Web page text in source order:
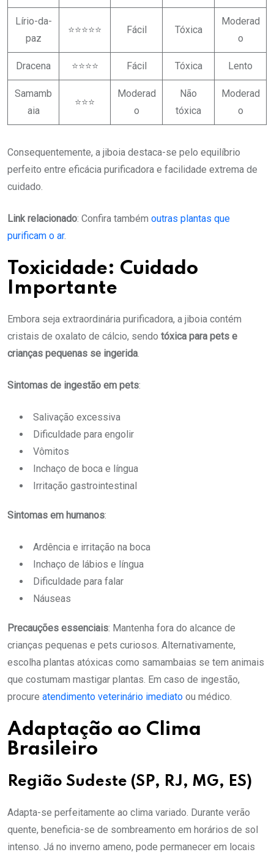
Lírio-da-
paz
⭐⭐⭐⭐⭐ Fácil Tóxica
Moderad
o
Dracena ⭐⭐⭐⭐ Fácil Tóxica Lento
Samamb
aia
⭐⭐⭐
Moderad
o
Não
tóxica
Moderad
o
Consequentemente, a jiboia destaca-se pelo equilíbrio
perfeito entre eficácia purificadora e facilidade extrema de
cuidado.
Link relacionado: Confira também outras plantas que
purificam o ar.
Toxicidade: Cuidado
Importante
Embora seja extraordinária purificadora, a jiboia contém
cristais de oxalato de cálcio, sendo tóxica para pets e
crianças pequenas se ingerida
Sintomas de ingestão em pets:
Salivação excessiva
Dificuldade para engolir
Vômitos
Inchaço de boca e língua
Irritação gastrointestinal
Sintomas em humanos:
Ardência e irritação na boca
Inchaço de lábios e língua
Dificuldade para falar
Náuseas
Precauções essenciais: Mantenha fora do alcance de
crianças pequenas e pets curiosos. Alternativamente,
escolha plantas atóxicas como samambaias se tem animais
que costumam mastigar plantas. Em caso de ingestão,
procure atendimento veterinário imediato ou médico.
Adaptação ao Clima
Brasileiro
Região Sudeste (SP, RJ, MG, ES)
Adapta-se perfeitamente ao clima variado. Durante verão
quente, beneficia-se de sombreamento em horários de sol
intenso. Já no inverno ameno, pode permanecer em locais